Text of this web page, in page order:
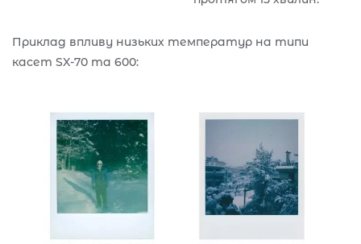
Приклад впливу низьких температур на типи
касет SX-70 та 600: